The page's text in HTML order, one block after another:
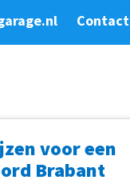
Contact
voor een
Brabant